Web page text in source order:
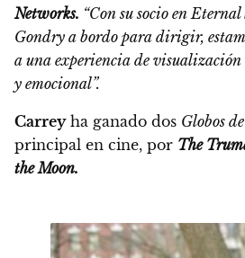
Networks. “Con su socio en
Gondry a bordo para dirigir,
a una experiencia de
y emocional”.
Carreyha ganado dos Globos
principal en cine, por The
the Moon.